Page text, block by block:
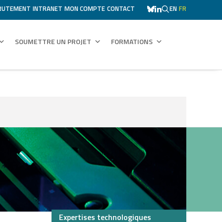
INTRANET MON COMPTE CONTACT EN FR
SOUMETTRE UN PROJET FORMATIONS
Expertises technologiques